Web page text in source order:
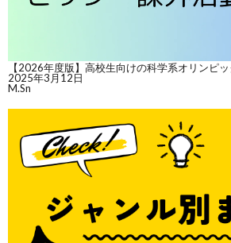
【2026年度版】高校生向けの科学系オリンピ
2025年3月12日
M.Sn